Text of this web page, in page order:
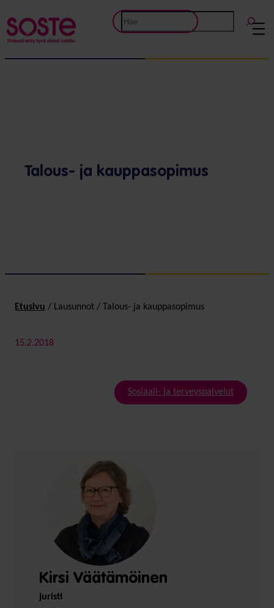
Etsi
Talous- ja kauppasopimus
Etusivu / Lausunnot / Talous- ja kauppasopimus
15.2.2018
Sosiaali- ja terveyspalvelut
Kirsi Väätämöinen
juristi